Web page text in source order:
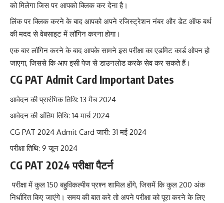
को मिलेगा जिस पर आपको क्लिक कर देना है।
लिंक पर क्लिक करने के बाद आपको अपने रजिस्ट्रेशन नंबर और डेट ऑफ बर्थ
की मदद से वेबसाइट में लॉगिन करना होगा।
एक बार लॉगिन करने के बाद आपके सामने इस परीक्षा का एडमिट कार्ड ओपन हो
जाएगा, जिससे कि आप इसी पेज से डाउनलोड करके सेव कर सकते हैं।
CG PAT Admit Card Important Dates
आवेदन की प्रारंभिक तिथि: 13 मैच 2024
आवेदन की अंतिम तिथि: 14 मार्च 2024
CG PAT 2024 Admit Card जारी: 31 मई 2024
परीक्षा तिथि: 9 जून 2024
CG PAT 2024 परीक्षा पैटर्न
परीक्षा में कुल 150 बहुविकल्पीय प्रश्न शामिल होंगे, जिसमें कि कुल 200 अंक
निर्धारित किए जाएंगे। समय की बात करे तो अपने परीक्षा को पूरा करने के लिए